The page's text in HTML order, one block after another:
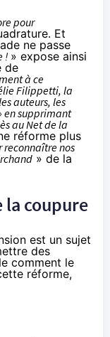
pour
Et
ne passe
! » expose ainsi
de
à ce
Filippetti, la
auteurs, les
en supprimant
au Net de la
réforme plus
reconnaître nos
» de la
la coupure
est un sujet
des
comment le
réforme,